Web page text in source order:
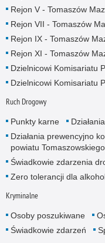
Rejon V - Tomaszów Maz.
Rejon VII - Tomaszów
Rejon IX - Tomaszów
Rejon XI - Tomaszów
Dzielnicowi Komisariatu
Dzielnicowi Komisariatu
Ruch Drogowy
Punkty karne
Działania prewencyjno
powiatu Tomaszowskiego
Świadkowie zdarzenia
Zero tolerancji dla
Kryminalne
Osoby poszukiwane
Świadkowie zdarzeń